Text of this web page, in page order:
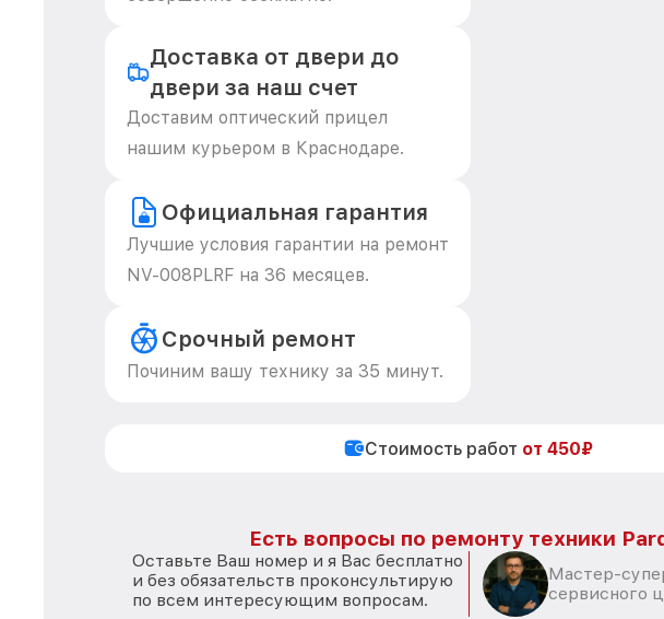
Доставка от двери до
двери за наш счет
Доставим оптический прицел
нашим курьером в Краснодаре.
Официальная гарантия
Лучшие условия гарантии на ремонт
NV-008PLRF на 36 месяцев.
Срочный ремонт
Починим вашу технику за 35 минут.
Стоимость работ от 450₽
Есть вопросы по ремонту техники
Оставьте Ваш номер и я Вас бесплатно
и без обязательств проконсультирую
по всем интересующим вопросам.
Мастер-
сервисного